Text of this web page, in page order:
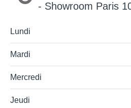
- Showroom Paris
Lundi
Mardi
Mercredi
Jeudi